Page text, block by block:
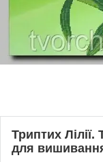
Триптих
для